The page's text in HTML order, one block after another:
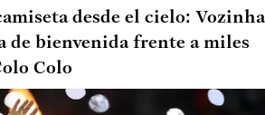
desde el cielo: Vozinha
de bienvenida frente a miles
Colo